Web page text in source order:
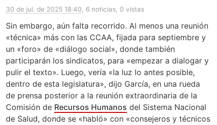
30 de jul. de 2025 18:40, 6 noticias, 0 vistas
Sin embargo, aún falta recorrido. Al menos una reunión
«técnica» más con las CCAA, fijada para septiembre y
un «foro» de «diálogo social», donde también
participarán los sindicatos, para «empezar a dialogar y
pulir el texto». Luego, vería «la luz lo antes posible,
dentro de esta legislatura», dijo García, en una rueda
de prensa posterior a la reunión extraordinaria de la
Comisión de Recursos Humanos del Sistema Nacional
de Salud, donde se «habló» con «consejeros y técnicos